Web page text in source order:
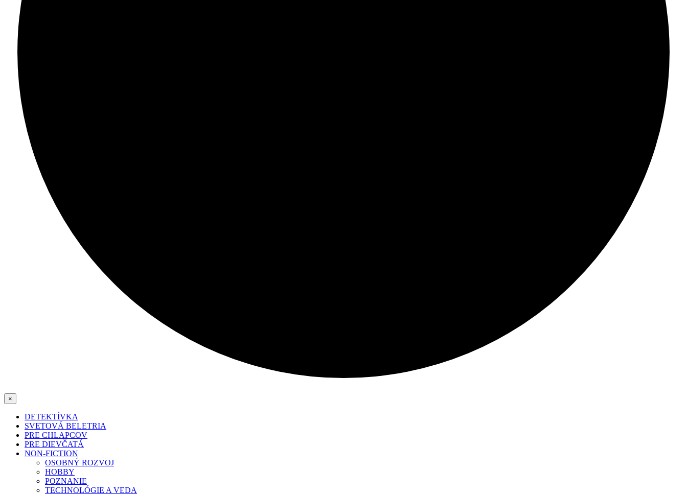
×
DETEKTÍVKA
SVETOVÁ BELETRIA
PRE CHLAPCOV
PRE DIEVČATÁ
NON-FICTION
OSOBNÝ ROZVOJ
HOBBY
POZNANIE
TECHNOLÓGIE A VEDA